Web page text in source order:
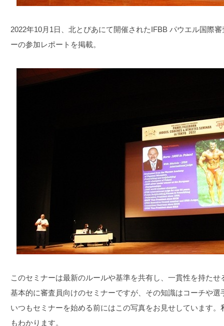
2022年10月1日、北とぴあにて開催されたIFBB パウエル国際
ーの参加レポートを掲載。
このセミナーは最新のルールや基準を共有し、一貫性を持た
基本的に審査員向けのセミナーですが、その知識はコーチや選
いつもセミナーを始める前にはこの写真をお見せしています
もわかります。